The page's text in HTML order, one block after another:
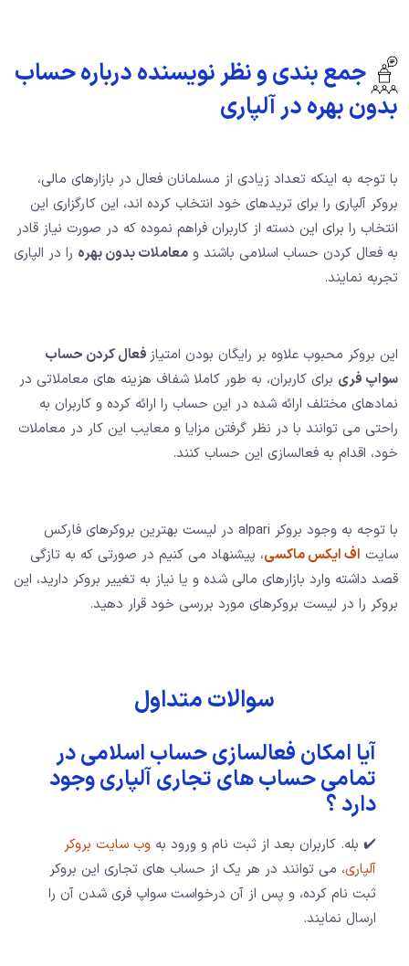
جمع بندی و نظر نویسنده درباره حساب
بدون بهره در آلپاری
با توجه به اینکه تعداد زیادی از مسلمانان فعال در بازارهای مالی،
بروکر آلپاری را برای تریدهای خود انتخاب کرده اند، این کارگزاری این
انتخاب را برای این دسته از کاربران فراهم نموده که در صورت نیاز قادر
به فعال کردن حساب اسلامی باشند و معاملات بدون بهره را در الپاری
تجربه نمایند.
این بروکر محبوب علاوه بر رایگان بودن امتیاز فعال کردن حساب
سواپ فری برای کاربران، به طور کاملا شفاف هزینه های معاملاتی در
نمادهای مختلف ارائه شده در این حساب را ارائه کرده و کاربران به
راحتی می توانند با در نظر گرفتن مزایا و معایب این کار در معاملات
خود، اقدام به فعالسازی این حساب کنند.
با توجه به وجود بروکر alpari در لیست بهترین بروکرهای فارکس
سایت اف ایکس ماکسی، پیشنهاد می کنیم در صورتی که به تازگی
قصد داشته وارد بازارهای مالی شده و یا نیاز به تغییر بروکر دارید، این
بروکر را در لیست بروکرهای مورد بررسی خود قرار دهید.
سوالات متداول
آیا امکان فعالسازی حساب اسلامی در
تمامی حساب های تجاری آلپاری وجود
دارد ؟
✔️ بله. کاربران بعد از ثبت نام و ورود به وب سایت بروکر
آلپاری، می توانند در هر یک از حساب های تجاری این بروکر
ثبت نام کرده، و پس از آن درخواست سواپ فری شدن آن را
ارسال نمایند.